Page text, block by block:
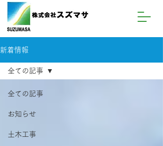
新着情報
全ての記事
お知らせ
土木工事
全ての記事